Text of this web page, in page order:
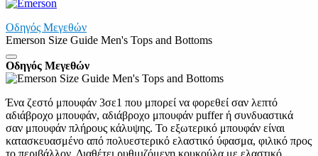
Οδηγός Μεγεθών
Emerson Size Guide Men's Tops and Bottoms
Οδηγός Μεγεθών
Ένα ζεστό μπουφάν 3σε1 που μπορεί να φορεθεί σαν λεπτό
αδιάβροχο μπουφάν, αδιάβροχο μπουφάν puffer ή συνδυαστικά
σαν μπουφάν πλήρους κάλυψης. Το εξωτερικό μπουφάν είναι
κατασκευασμένο από πολυεστερικό ελαστικό ύφασμα, φιλικό προς